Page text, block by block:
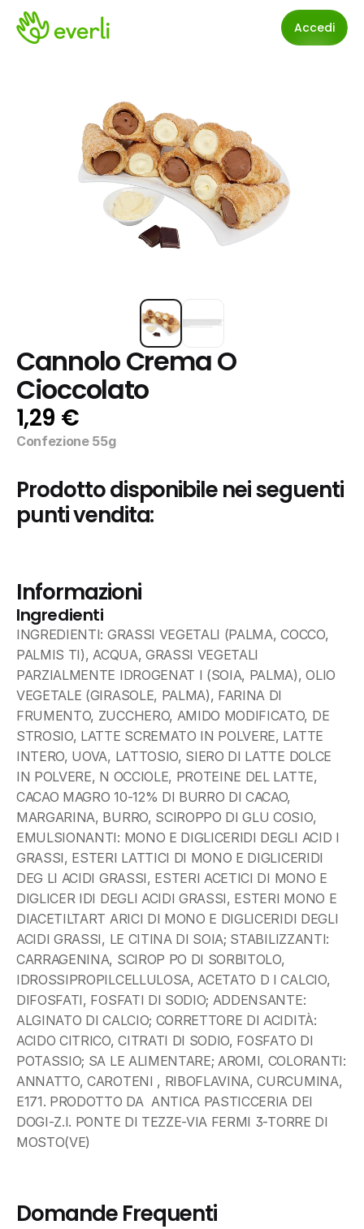
Accedi
Cannolo Crema O
Cioccolato
1,29 €
Confezione 55g
Prodotto disponibile nei seguenti
punti vendita:
Informazioni
Ingredienti
INGREDIENTI: GRASSI VEGETALI (PALMA, COCCO,
PALMIS TI), ACQUA, GRASSI VEGETALI
PARZIALMENTE IDROGENAT I (SOIA, PALMA), OLIO
VEGETALE (GIRASOLE, PALMA), FARINA DI
FRUMENTO, ZUCCHERO, AMIDO MODIFICATO, DE
STROSIO, LATTE SCREMATO IN POLVERE, LATTE
INTERO, UOVA, LATTOSIO, SIERO DI LATTE DOLCE
IN POLVERE, N OCCIOLE, PROTEINE DEL LATTE,
CACAO MAGRO 10-12% DI BURRO DI CACAO,
MARGARINA, BURRO, SCIROPPO DI GLU COSIO,
EMULSIONANTI: MONO E DIGLICERIDI DEGLI ACID I
GRASSI, ESTERI LATTICI DI MONO E DIGLICERIDI
DEG LI ACIDI GRASSI, ESTERI ACETICI DI MONO E
DIGLICER IDI DEGLI ACIDI GRASSI, ESTERI MONO E
DIACETILTART ARICI DI MONO E DIGLICERIDI DEGLI
ACIDI GRASSI, LE CITINA DI SOIA; STABILIZZANTI:
CARRAGENINA, SCIROP PO DI SORBITOLO,
IDROSSIPROPILCELLULOSA, ACETATO D I CALCIO,
DIFOSFATI, FOSFATI DI SODIO; ADDENSANTE:
ALGINATO DI CALCIO; CORRETTORE DI ACIDITÀ:
ACIDO CITRICO, CITRATI DI SODIO, FOSFATO DI
POTASSIO; SA LE ALIMENTARE; AROMI, COLORANTI:
ANNATTO, CAROTENI , RIBOFLAVINA, CURCUMINA,
E171. PRODOTTO DA  ANTICA PASTICCERIA DEI
DOGI-Z.I. PONTE DI TEZZE-VIA FERMI 3-TORRE DI
MOSTO(VE)
Domande Frequenti